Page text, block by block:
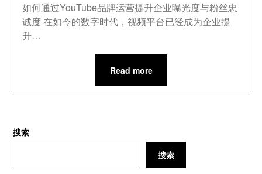
如何通过YouTube品牌运营提升企业曝光度与粉丝忠
诚度 在如今的数字时代，视频平台已经成为企业提
升…
Read more
搜索
搜索